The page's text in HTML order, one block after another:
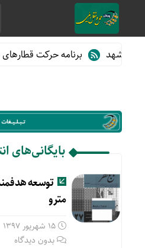
برنامه حرکت قطارهای
بایگانی‌های
توسعه
مترو
15 شهریور 1397
بدون دیدگاه